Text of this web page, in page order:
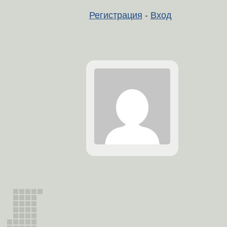
Регистрация - Вход